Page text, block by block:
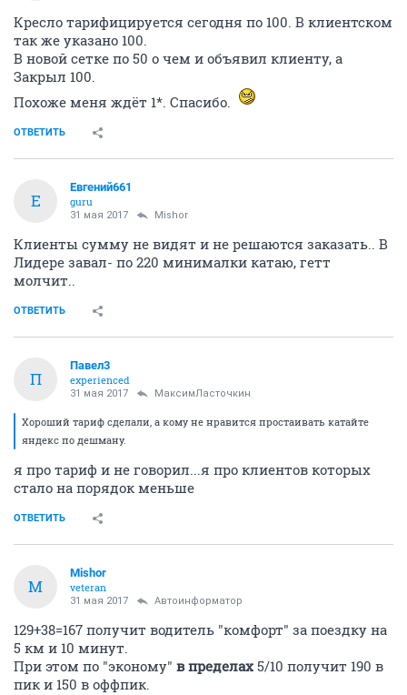
Кресло тарифицируется сегодня по 100. В клиентском
так же указано 100.
В новой сетке по 50 о чем и объявил клиенту, а
Закрыл 100.
Похоже меня ждёт 1*. Спасибо.
ОТВЕТИТЬ
Е
Евгений661
guru
31 мая 2017 Mishor
Клиенты сумму не видят и не решаются заказать.. В
Лидере завал- по 220 минималки катаю, гетт
молчит..
ОТВЕТИТЬ
П
Павел3
experienced
31 мая 2017 МаксимЛасточкин
Хороший тариф сделали, а кому не нравится простаивать катайте
яндекс по дешману.
я про тариф и не говорил...я про клиентов которых
стало на порядок меньше
ОТВЕТИТЬ
M
Mishor
veteran
31 мая 2017 Автоинформатор
129+38=167 получит водитель "комфорт" за поездку на
5 км и 10 минут.
При этом по "эконому" в пределах 5/10 получит 190 в
пик и 150 в оффпик.